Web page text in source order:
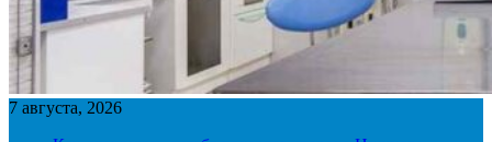
7 августа, 2026